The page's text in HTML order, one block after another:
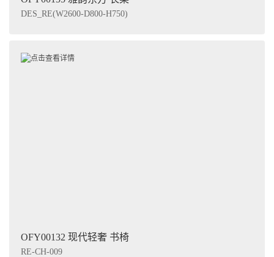
DES_RE(W2600-D800-H750)
OFY00132 现代轻奢 书椅
RE-CH-009